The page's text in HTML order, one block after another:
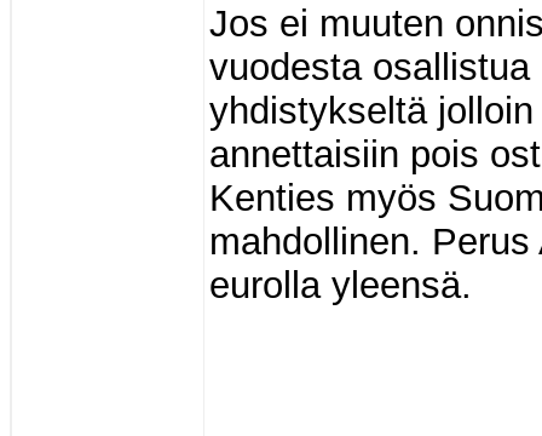
Jos ei muuten
vuodesta
yhdistykseltä
annettaisiin pois
Kenties myös
mahdollinen.
eurolla yleensä.